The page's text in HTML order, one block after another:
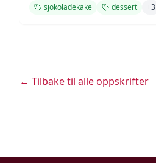
sjokoladekake dessert +3
← Tilbake til alle oppskrifter